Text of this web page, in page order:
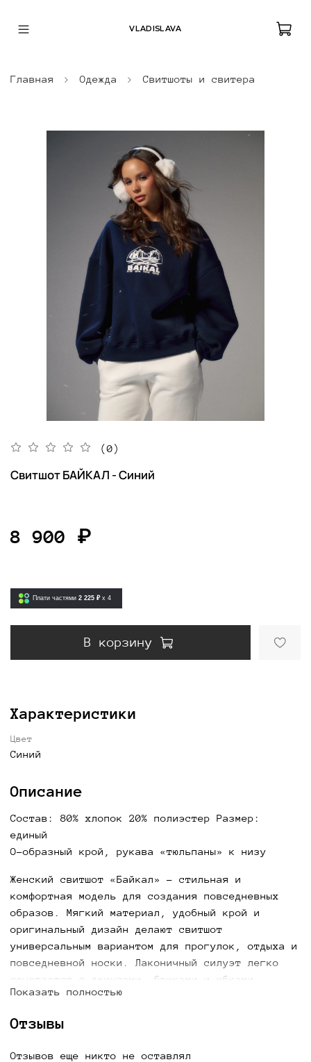
VLADISLAVA
Главная Одежда Свитшоты и свитера
(0)
Свитшот БАЙКАЛ - Синий
8 900 ₽
Плати частями 2 225 ₽ x 4
В корзину
Характеристики
Цвет
Синий
Описание
Состав: 80% хлопок 20% полиэстер Размер:
единый
О-образный крой, рукава «тюльпаны» к низу
Женский свитшот «Байкал» - стильная и
комфортная модель для создания повседневных
образов. Мягкий материал, удобный крой и
оригинальный дизайн делают свитшот
универсальным вариантом для прогулок, отдыха и
повседневной носки. Лаконичный силуэт легко
сочетается с джинсами, брюками и юбками,
позволяя создавать современные образы. Купить
всей России.
Показать полностью
Отзывы
Отзывов еще никто не оставлял